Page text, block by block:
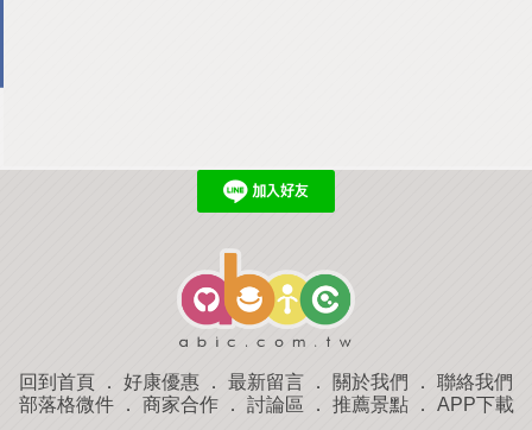
回到首頁 ． 好康優惠 ． 最新留言 ． 關於我們 ． 聯絡我們
部落格微件． 商家合作． 討論區 ． 推薦景點． APP下載